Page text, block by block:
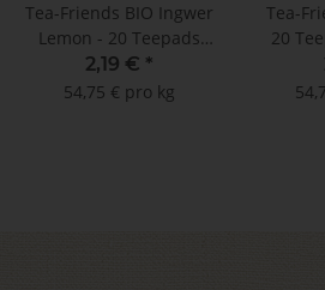
Tea-Friends BIO Ingwer
Lemon - 20 Teepads
(Senseo® kompatibel)
2,19 € *
54,75 € pro kg
Tea-
20